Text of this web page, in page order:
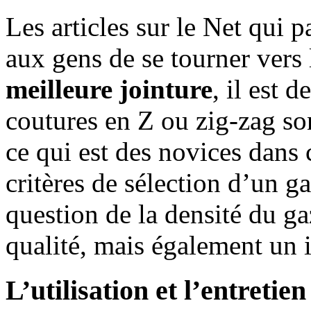
Les articles sur le Net qui
aux gens de se tourner
meilleure jointure, il est
coutures en Z ou zig-zag
ce qui est des novices
critères de sélection d’un
question de la densité du
qualité, mais également
L’utilisation et